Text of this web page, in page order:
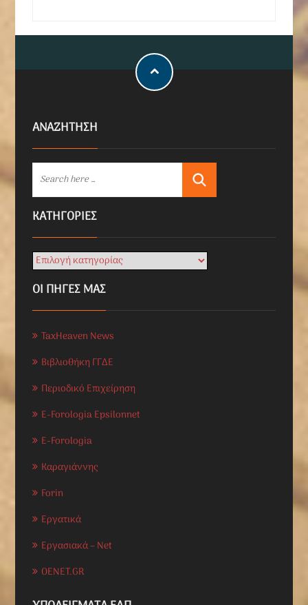
ΑΝΑΖΗΤΗΣΗ
KΑΤΗΓΟΡΊΕΣ
ΟΙ ΠΗΓΕΣ ΜΑΣ
TaxHeaven News
Βιβλιοθήκη ΓΓΔΕ
Περιοδικό Επιχείρηση
E-Forologia Epsilonnet
E-Forologia
Καραγιάννης
Forin
Εργατικά
Εργασιακά – Net
OENET.GR